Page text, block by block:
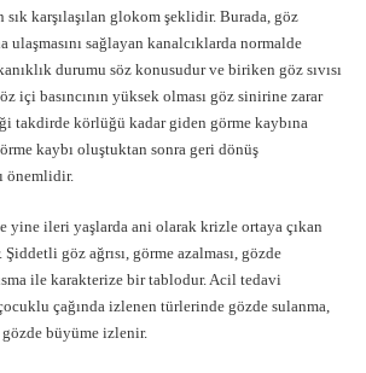
sık karşılaşılan glokom şeklidir. Burada, göz
ulaşmasını sağlayan kanalcıklarda normalde
durumu söz konusudur ve biriken göz sıvısı
içi basıncının yüksek olması göz sinirine zarar
takdirde körlüğü kadar giden görme kaybına
kaybı oluştuktan sonra geri dönüş
önemlidir.
yine ileri yaşlarda ani olarak krizle ortaya çıkan
Şiddetli göz ağrısı, görme azalması, gözde
ile karakterize bir tablodur. Acil tedavi
çağında izlenen türlerinde gözde sulanma,
gözde büyüme izlenir.